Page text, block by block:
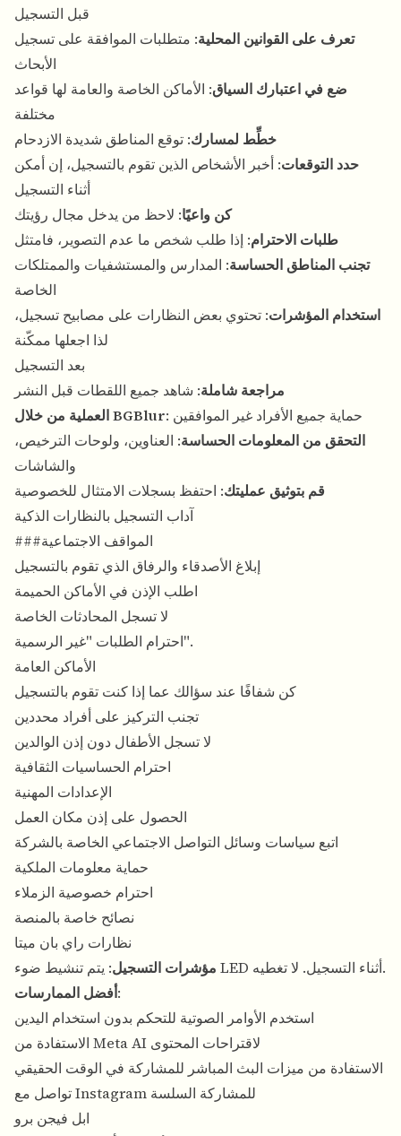
قبل التسجيل
تعرف على القوانين المحلية: متطلبات الموافقة على تسجيل
الأبحاث
ضع في اعتبارك السياق: الأماكن الخاصة والعامة لها قواعد
مختلفة
خطِّط لمسارك: توقع المناطق شديدة الازدحام
حدد التوقعات: أخبر الأشخاص الذين تقوم بالتسجيل، إن أمكن
أثناء التسجيل
كن واعيًا: لاحظ من يدخل مجال رؤيتك
طلبات الاحترام: إذا طلب شخص ما عدم التصوير، فامتثل
تجنب المناطق الحساسة: المدارس والمستشفيات والممتلكات
الخاصة
استخدام المؤشرات: تحتوي بعض النظارات على مصابيح تسجيل،
لذا اجعلها ممكّنة
بعد التسجيل
مراجعة شاملة: شاهد جميع اللقطات قبل النشر
العملية من خلال BGBlur : حماية جميع الأفراد غير الموافقين
التحقق من المعلومات الحساسة: العناوين، ولوحات الترخيص،
والشاشات
قم بتوثيق عمليتك: احتفظ بسجلات الامتثال للخصوصية
آداب التسجيل بالنظارات الذكية
###المواقف الاجتماعية
إبلاغ الأصدقاء والرفاق الذي تقوم بالتسجيل
اطلب الإذن في الأماكن الحميمة
لا تسجل المحادثات الخاصة
احترام الطلبات "غير الرسمية".
الأماكن العامة
كن شفافًا عند سؤالك عما إذا كنت تقوم بالتسجيل
تجنب التركيز على أفراد محددين
لا تسجل الأطفال دون إذن الوالدين
احترام الحساسيات الثقافية
الإعدادات المهنية
الحصول على إذن مكان العمل
اتبع سياسات وسائل التواصل الاجتماعي الخاصة بالشركة
حماية معلومات الملكية
احترام خصوصية الزملاء
نصائح خاصة بالمنصة
نظارات راي بان ميتا
مؤشرات التسجيل
: يتم تنشيط ضوء LED أثناء التسجيل. لا تغطيه.
أفضل الممارسات:
استخدم الأوامر الصوتية للتحكم بدون استخدام اليدين
الاستفادة من Meta AI لاقتراحات المحتوى
الاستفادة من ميزات البث المباشر للمشاركة في الوقت الحقيقي
تواصل مع Instagram للمشاركة السلسة
ابل فيجن برو